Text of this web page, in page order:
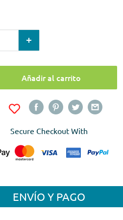
Añadir al carrito
Secure Checkout With
ENVÍO Y PAGO